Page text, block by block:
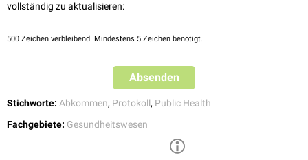
Krankheitserreger ein multilaterales Modell der Vorteilsverteilung
Nagoya-Protokolls abweichen.
vollständig zu aktualisieren:
500 Zeichen verbleibend. Mindestens 5 Zeichen benötigt.
Absenden
Stichworte: Abkommen, Protokoll, Public Health
Fachgebiete: Gesundheitswesen